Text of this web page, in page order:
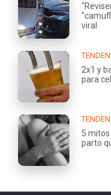
viral
2x1 y
para
5 mitos
parto